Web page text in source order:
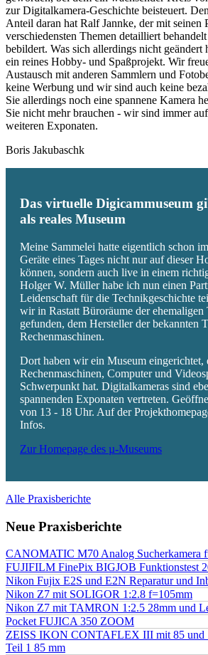
zur Digitalkamera-Geschichte beisteuert.
Anteil daran hat Ralf Jannke, der mit seinen
verschiedensten Themen detailliert
bebildert. Was sich allerdings nicht geändert
ein reines Hobby- und Spaßprojekt. Wir
Austausch mit anderen Sammlern und
keine Werbung und wir sind auch keine
Sie allerdings noch eine spannene Kamera
Sie nicht mehr brauchen - wir sind immer
weiteren Exponaten.
Boris Jakubaschk
Das virtuelle Digicammuseum
als reales Museum
Meine Sammelei hatte eigentlich schon
Geräte eines Tages nicht nur auf dieser
können, sondern auch live in einem
Holger W. Müller habe ich nun einen
Leidenschaft für die Technikgeschichte
wir in Rastatt Büroräume der ehemaligen
gefunden, dem Hersteller der bekannten
Rechenmaschinen.
Dort haben wir ein Museum eingerichtet,
Rechenmaschinen, Computer und
Schwerpunkt hat. Digitalkameras sind
spannenden Exponaten vertreten.
von 13 - 18 Uhr. Auf der
Infos.
Zur Homepage des µ-Museums
Alle Praxisberichte
Neue Praxisberichte
CANOMATIC M70 Analog Sucherkamera
FUJIFILM FinePix BIGJOB Funktionstest
Nikon Fujix E2S und E2N Reparatur und
Nikon Z7 mit SOLIGOR 1:2.8 f=105mm
Nikon Z7 mit TAMRON 1:2.5 28mm und
Pocket FUJICA 350 ZOOM
ZEISS IKON CONTAFLEX III mit 85 und
Teil 1 85 mm